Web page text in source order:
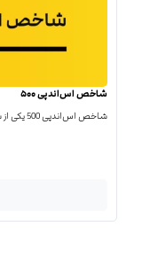
شاخص اس‌اندپی ۵۰۰
شاخص اس‌اند‌پی 500 یکی از شاخص‌های بزرگ